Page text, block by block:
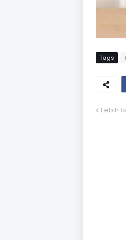
Tags
Lebih